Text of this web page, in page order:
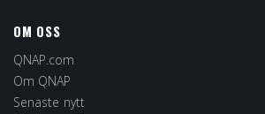
OM OSS
QNAP.com
Om QNAP
Senaste nytt